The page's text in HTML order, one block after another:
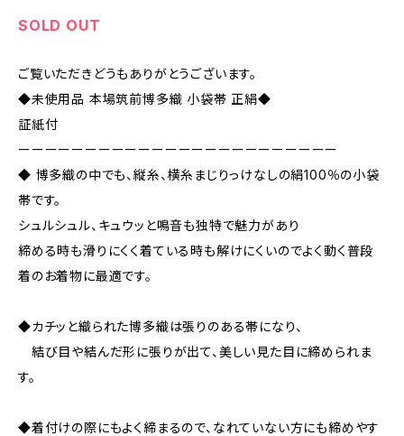
SOLD OUT
ご覧いただきどうもありがとうございます。
◆未使用品 本場筑前博多織 小袋帯 正絹◆
証紙付
ーーーーーーーーーーーーーーーーーーーーーーーー
◆ 博多織の中でも、縦糸、横糸まじりっけなしの絹100％の小袋
帯です。
シュルシュル、キュウッと鳴音も独特で魅力があり
締める時も滑りにくく着ている時も解けにくいのでよく動く普段
着のお着物に最適です。
◆カチッと織られた博多織は張りのある帯になり、
結び目や結んだ形に張りが出て、美しい見た目に締められま
す。
◆着付けの際にもよく締まるので、なれていない方にも締めやす